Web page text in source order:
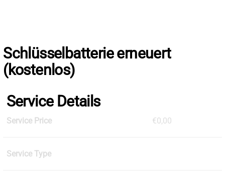
Schlüsselbatterie erneuert
(kostenlos)
Service Details
Service Price €0,00
Service Type